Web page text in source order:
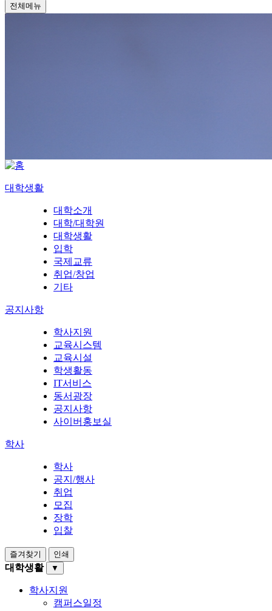
전체메뉴
대학생활
대학소개
대학/대학원
대학생활
입학
국제교류
취업/창업
기타
공지사항
학사지원
교육시스템
교육시설
학생활동
IT서비스
동서광장
공지사항
사이버홍보실
학사
학사
공지/행사
취업
모집
장학
입찰
즐겨찾기 인쇄
대학생활 ▼
학사지원
캠퍼스일정